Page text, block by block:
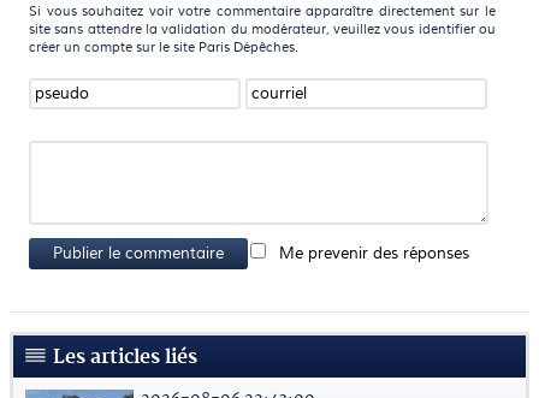
Si vous souhaitez voir votre commentaire apparaître directement sur le
site sans attendre la validation du modérateur, veuillez vous identifier ou
créer un compte sur le site Paris Dépêches.
Publier le commentaire Me prevenir des réponses
Les articles liés